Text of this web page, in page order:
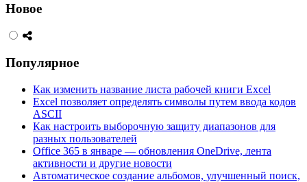
Новое
Популярное
Как изменить название листа рабочей книги Excel
Excel позволяет определять символы путем ввода кодов
ASCII
Как настроить выборочную защиту диапазонов для
разных пользователей
Office 365 в январе — обновления OneDrive, лента
активности и другие новости
Автоматическое создание альбомов, улучшенный поиск,